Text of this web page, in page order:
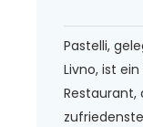
Pastelli,
Livno, ist
Restaurant,